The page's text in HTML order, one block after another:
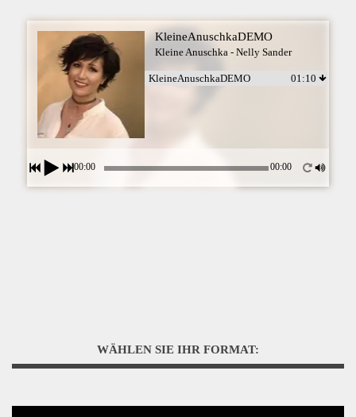
KleineAnuschkaDEMO
Kleine Anuschka - Nelly Sander
KleineAnuschkaDEMO 01:10
00:00 00:00
WÄHLEN SIE IHR FORMAT: